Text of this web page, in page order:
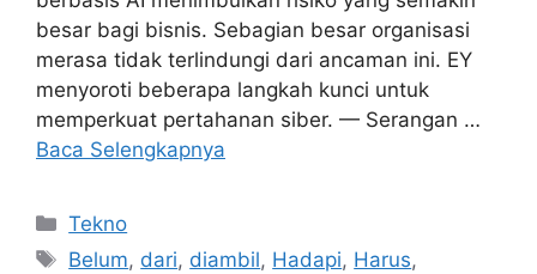
besar bagi bisnis. Sebagian besar organisasi
merasa tidak terlindungi dari ancaman ini. EY
menyoroti beberapa langkah kunci untuk
memperkuat pertahanan siber. — Serangan …
Baca Selengkapnya
Kategori
Tekno
Tag
Belum, dari, diambil, Hadapi, Harus,